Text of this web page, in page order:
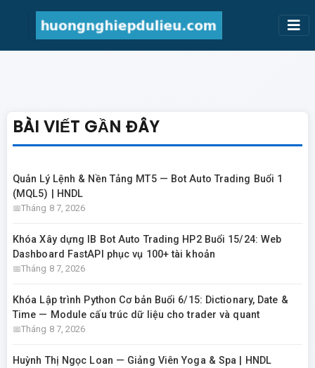
BÀI VIẾT GẦN ĐÂY
Quản Lý Lệnh & Nền Tảng MT5 — Bot Auto Trading Buổi 1
(MQL5) | HNDL
Tháng 8 7, 2026
Khóa Xây dựng IB Bot Auto Trading HP2 Buổi 15/24: Web
Dashboard FastAPI phục vụ 100+ tài khoản
Tháng 8 7, 2026
Khóa Lập trình Python Cơ bản Buổi 6/15: Dictionary, Date &
Time — Module cấu trúc dữ liệu cho trader và quant
Tháng 8 7, 2026
Huỳnh Thị Ngọc Loan — Giảng Viên Yoga & Spa | HNDL